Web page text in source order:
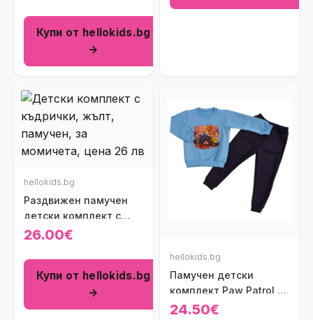
Купи от hellokids.bg
→
hellokids.bg
Раздвижен памучен
детски комплект с
къдрички Cute Girl в
26.00€
Купи от hellokids.bg
→
hellokids.bg
Памучен детски
комплект Paw Patrol &
Dinosaur в синьо
24.50€